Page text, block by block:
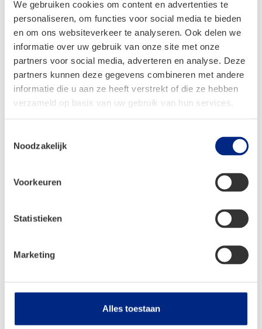
We gebruiken cookies om content en advertenties te
personaliseren, om functies voor social media te bieden
en om ons websiteverkeer te analyseren. Ook delen we
informatie over uw gebruik van onze site met onze
partners voor social media, adverteren en analyse. Deze
partners kunnen deze gegevens combineren met andere
informatie die u aan ze heeft verstrekt of die ze hebben
verzameld op basis van uw gebruik van hun services.
Noodzakelijk
Voorkeuren
Statistieken
Marketing
Alles toestaan
Eén greep in de broekzak, smartphone gepakt en de
gebruiken op de modellen: easydriver Pro, easydriver
voor modeljaar 2016 hebben daarnaast een software
update van de elektronicabox nodig (Daarvoor kunt u een
iOS (iPhone of iPad) en Android.